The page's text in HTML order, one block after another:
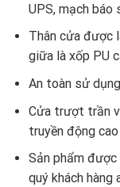
UPS, mạch báo
Thân cửa được
giữa là xốp PU
An toàn sử
Cửa trượt trần
truyền động
Sản phẩm
quý khách hàng